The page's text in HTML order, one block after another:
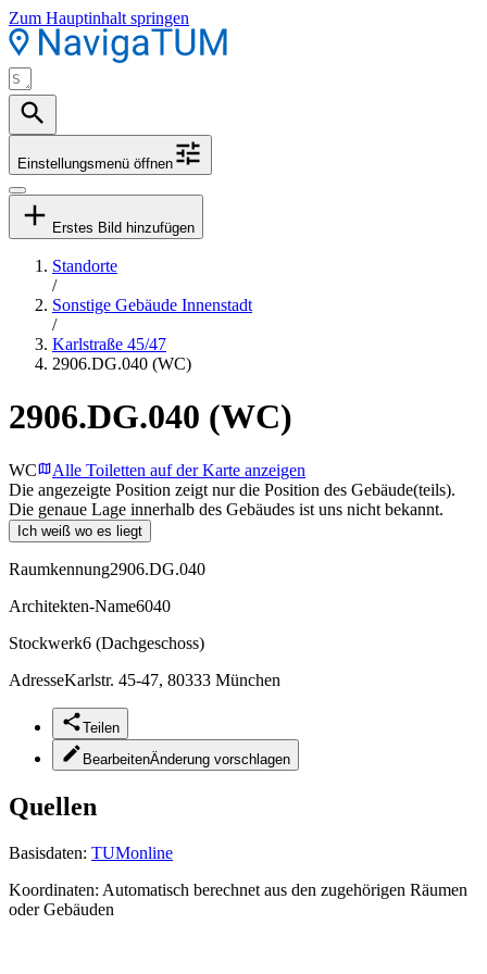
Zum Hauptinhalt springen
Einstellungsmenü öffnen
Erstes Bild hinzufügen
Standorte
/
Sonstige Gebäude Innenstadt
/
Karlstraße 45/47
2906.DG.040 (WC)
2906.DG.040 (WC)
WC
Alle Toiletten auf der Karte anzeigen
Die angezeigte Position zeigt nur die Position des Gebäude(teils).
Die genaue Lage innerhalb des Gebäudes ist uns nicht bekannt.
Ich weiß wo es liegt
Raumkennung2906.DG.040
Architekten-Name6040
Stockwerk6 (Dachgeschoss)
AdresseKarlstr. 45-47, 80333 München
Teilen
BearbeitenÄnderung vorschlagen
Quellen
Basisdaten: TUMonline
Koordinaten: Automatisch berechnet aus den zugehörigen Räumen
oder Gebäuden